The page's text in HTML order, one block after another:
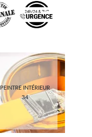
PEINTRE INTÉRIEUR
34